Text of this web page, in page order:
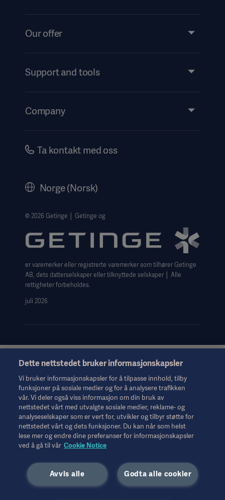
Our offer
Services
Support and tools
Events
Company
Careers
Website Privacy Policy
Website use disclaimer
Cookie Notice
Data Subject Request Form
Ta kontakt med oss
Norge (Norsk)
© 2026 Getinge │ Getinge og
er varemerker eller registrerte varemerker som tilhører Getinge
AB, dets datterselskaper eller tilknyttede selskaper │ Alle
rettigheter forbeholdes.
juli 2026
Denne informasjonen er utelukkende ment for helsepersonell
eller andre fagpersoner og er bare til orientering. Den er ikke
uttømmende og erstatter derfor ikke bruksanvisningen,
servicehåndboken eller medisinsk rådgivning. Getinge er ikke
ansvarlig for det andre parter gjør eller ikke gjør på bakgrunn av
dette materialet, og brukeren bærer risikoen for sin bruk av
materialet.
Det er ikke sikkert behandlinger, løsninger eller produkter som
nevnes i materialet, er tilgjengelige eller tillatt i det landet hvor
brukes uten skriftlig tillatelse fra Getinge.
Denne informasjonen er ment for et internasjonalt publikum
utenfor USA.
Dette nettstedet bruker informasjonskapsler
Vi bruker informasjonskapsler for å tilpasse innhold, tilby
funksjoner på sosiale medier og for å analysere trafikken
vår. Vi deler også viss informasjon om din bruk av
nettstedet vårt med utvalgte sosiale medier, reklame- og
analyseselskaper som er vert for, utvikler og tilbyr støtte for
nettstedet vårt og dets funksjoner. Du kan når som helst
lese mer og endre dine preferanser for informasjonskapsler
ved å gå til vår Cookie Notice
Godta alle cookier
Avvis alle